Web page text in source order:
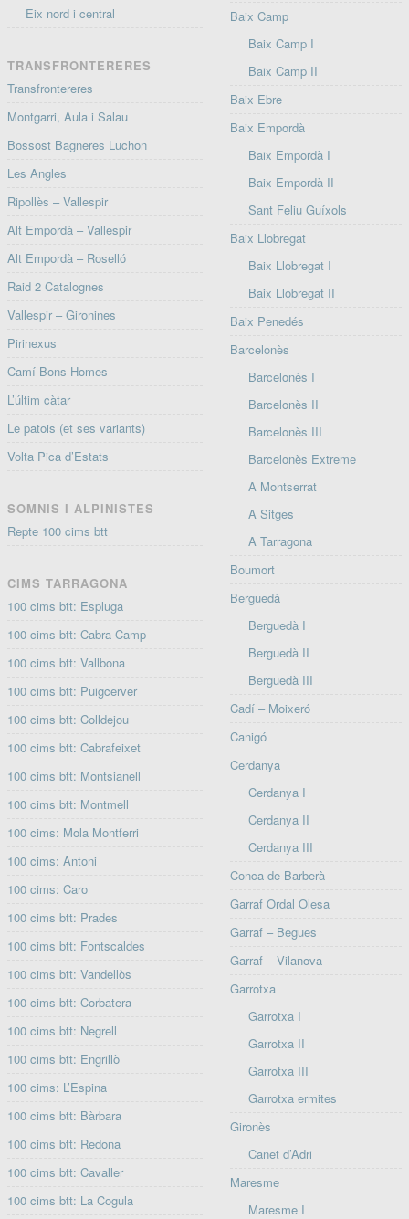
Eix nord i central
TRANSFRONTERERES
Transfrontereres
Montgarri, Aula i Salau
Bossost Bagneres Luchon
Les Angles
Ripollès – Vallespir
Alt Empordà – Vallespir
Alt Empordà – Roselló
Raid 2 Catalognes
Vallespir – Gironines
Pirinexus
Camí Bons Homes
L’últim càtar
Le patois (et ses variants)
Volta Pica d’Estats
SOMNIS I ALPINISTES
Repte 100 cims btt
CIMS TARRAGONA
100 cims btt: Espluga
100 cims btt: Cabra Camp
100 cims btt: Vallbona
100 cims btt: Puigcerver
100 cims btt: Colldejou
100 cims btt: Cabrafeixet
100 cims btt: Montsianell
100 cims btt: Montmell
100 cims: Mola Montferri
100 cims: Antoni
100 cims: Caro
100 cims btt: Prades
100 cims btt: Fontscaldes
100 cims btt: Vandellòs
100 cims btt: Corbatera
100 cims btt: Negrell
100 cims btt: Engrillò
100 cims: L’Espina
100 cims btt: Bàrbara
100 cims btt: Redona
100 cims btt: Cavaller
100 cims btt: La Cogula
Baix Camp
Baix Camp I
Baix Camp II
Baix Ebre
Baix Empordà
Baix Empordà I
Baix Empordà II
Sant Feliu Guíxols
Baix Llobregat
Baix Llobregat I
Baix Llobregat II
Baix Penedés
Barcelonès
Barcelonès I
Barcelonès II
Barcelonès III
Barcelonès Extreme
A Montserrat
A Sitges
A Tarragona
Boumort
Berguedà
Berguedà I
Berguedà II
Berguedà III
Cadí – Moixeró
Canigó
Cerdanya
Cerdanya I
Cerdanya II
Cerdanya III
Conca de Barberà
Garraf Ordal Olesa
Garraf – Begues
Garraf – Vilanova
Garrotxa
Garrotxa I
Garrotxa II
Garrotxa III
Garrotxa ermites
Gironès
Canet d’Adri
Maresme
Maresme I